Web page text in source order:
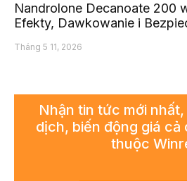
Nandrolone Decanoate 200
Efekty, Dawkowanie i
Tháng 5 11, 2026
Nhận tin tức mới
dịch, biến động giá
thuộc